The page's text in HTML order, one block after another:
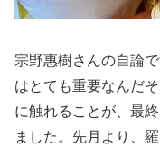
宗野惠樹さんの自論
はとても重要なんだ
に触れることが、最
ました。先月より、